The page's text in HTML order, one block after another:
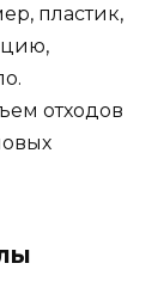
пластик,
отходов